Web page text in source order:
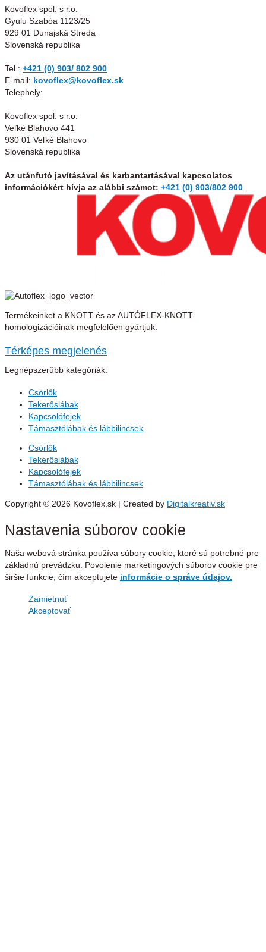
Kovoflex spol. s r.o.
Gyulu Szabóa 1123/25
929 01 Dunajská Streda
Slovenská republika
Tel.: +421 (0) 903/ 802 900
E-mail: kovoflex@kovoflex.sk
Telephely:
Kovoflex spol. s r.o.
Veľké Blahovo 441
930 01 Veľké Blahovo
Slovenská republika
Az utánfutó javításával és karbantartásával kapcsolatos
információkért hívja az alábbi számot: +421 (0) 903/802 900
Termékeinket a KNOTT és az AUTÓFLEX-KNOTT
homologizációinak megfelelően gyártjuk.
Térképes megjelenés
Legnépszerűbb kategóriák:
Csörlők
Tekerőslábak
Kapcsolófejek
Támasztólábak és lábbilincsek
Csörlők
Tekerőslábak
Kapcsolófejek
Támasztólábak és lábbilincsek
Copyright © 2026 Kovoflex.sk | Created by Digitalkreativ.sk
Nastavenia súborov cookie
Naša webová stránka používa súbory cookie, ktoré sú potrebné pre
základnú prevádzku. Povolenie marketingových súborov cookie pre
širšie funkcie, čím akceptujete informácie o správe údajov.
Zamietnuť
Akceptovať